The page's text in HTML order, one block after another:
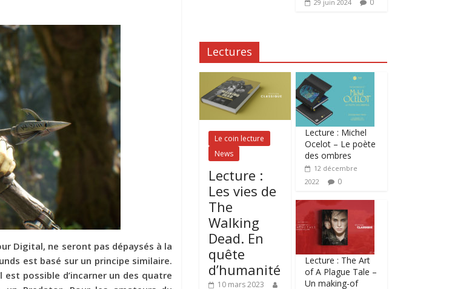
Digital, ne seront pas dépaysés à la
est basé sur un principe similaire.
possible d’incarner un des quatre
29 juin 2024 0
Lectures
Le coin lecture
News
Lecture :
Les vies de
The
Walking
Dead. En
quête
d’humanité
10 mars 2023
Lecture : Michel
Ocelot – Le poète
des ombres
12 décembre
2022
0
Lecture : The Art
of A Plague Tale –
Un making-of